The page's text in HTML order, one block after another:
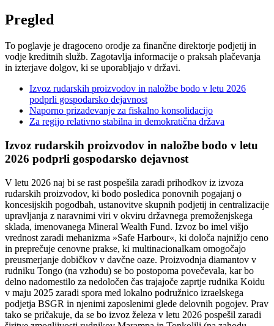
Pregled
To poglavje je dragoceno orodje za finančne direktorje podjetij in
vodje kreditnih služb. Zagotavlja informacije o praksah plačevanja
in izterjave dolgov, ki se uporabljajo v državi.
Izvoz rudarskih proizvodov in naložbe bodo v letu 2026
podprli gospodarsko dejavnost
Naporno prizadevanje za fiskalno konsolidacijo
Za regijo relativno stabilna in demokratična država
Izvoz rudarskih proizvodov in naložbe bodo v letu
2026 podprli gospodarsko dejavnost
V letu 2026 naj bi se rast pospešila zaradi prihodkov iz izvoza
rudarskih proizvodov, ki bodo posledica ponovnih pogajanj o
koncesijskih pogodbah, ustanovitve skupnih podjetij in centralizacije
upravljanja z naravnimi viri v okviru državnega premoženjskega
sklada, imenovanega Mineral Wealth Fund. Izvoz bo imel višjo
vrednost zaradi mehanizma »Safe Harbour«, ki določa najnižjo ceno
in preprečuje cenovne prakse, ki multinacionalkam omogočajo
preusmerjanje dobičkov v davčne oaze. Proizvodnja diamantov v
rudniku Tongo (na vzhodu) se bo postopoma povečevala, kar bo
delno nadomestilo za nedoločen čas trajajoče zaprtje rudnika Koidu
v maju 2025 zaradi spora med lokalno podružnico izraelskega
podjetja BSGR in njenimi zaposlenimi glede delovnih pogojev. Prav
tako se pričakuje, da se bo izvoz železa v letu 2026 pospešil zaradi